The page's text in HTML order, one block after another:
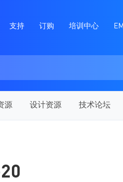
支持 订购 培训中心
源 设计资源 技术论坛